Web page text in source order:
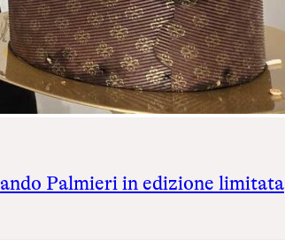
Palmieri in edizione limitata